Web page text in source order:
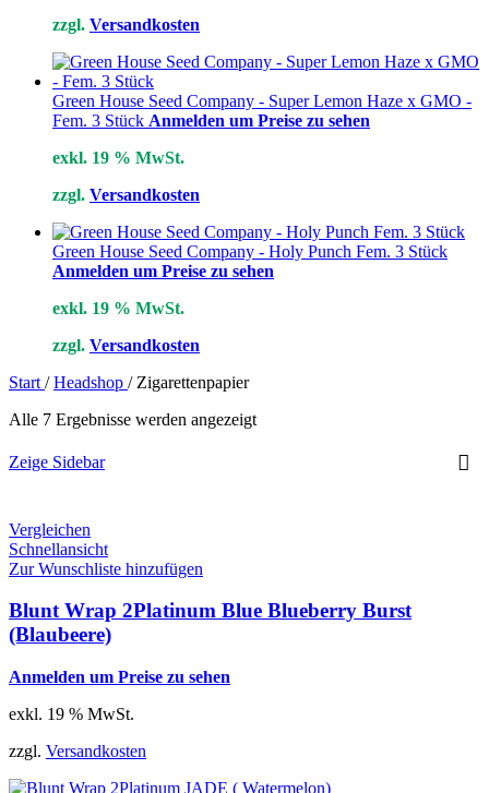
zzgl. Versandkosten
Green House Seed Company - Super Lemon Haze x GMO -
Fem. 3 Stück Anmelden um Preise zu sehen
exkl. 19 % MwSt.
zzgl. Versandkosten
Green House Seed Company - Holy Punch Fem. 3 Stück
Anmelden um Preise zu sehen
exkl. 19 % MwSt.
zzgl. Versandkosten
Start / Headshop / Zigarettenpapier
Alle 7 Ergebnisse werden angezeigt
Zeige Sidebar
Vergleichen
Schnellansicht
Zur Wunschliste hinzufügen
Blunt Wrap 2Platinum Blue Blueberry Burst
(Blaubeere)
Anmelden um Preise zu sehen
exkl. 19 % MwSt.
zzgl. Versandkosten